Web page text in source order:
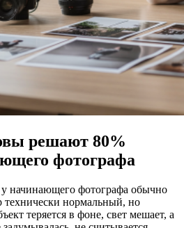
решают 80%
фотографа
начинающего фотографа обычно
технически нормальный, но
теряется в фоне, свет мешает, а